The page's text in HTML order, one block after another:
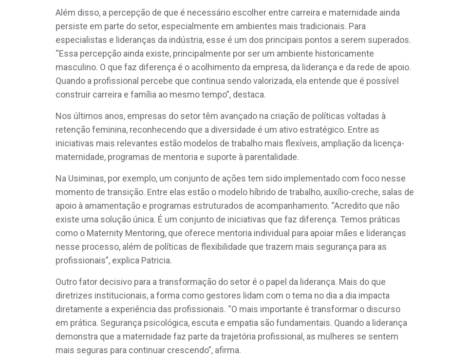
Além disso, a percepção de que é necessário escolher entre carreira e maternidade ainda
persiste em parte do setor, especialmente em ambientes mais tradicionais. Para
especialistas e lideranças da indústria, esse é um dos principais pontos a serem superados.
“Essa percepção ainda existe, principalmente por ser um ambiente historicamente
masculino. O que faz diferença é o acolhimento da empresa, da liderança e da rede de apoio.
Quando a profissional percebe que continua sendo valorizada, ela entende que é possível
construir carreira e família ao mesmo tempo”, destaca.
Nos últimos anos, empresas do setor têm avançado na criação de políticas voltadas à
retenção feminina, reconhecendo que a diversidade é um ativo estratégico. Entre as
iniciativas mais relevantes estão modelos de trabalho mais flexíveis, ampliação da licença-
maternidade, programas de mentoria e suporte à parentalidade.
Na Usiminas, por exemplo, um conjunto de ações tem sido implementado com foco nesse
momento de transição. Entre elas estão o modelo híbrido de trabalho, auxílio-creche, salas de
apoio à amamentação e programas estruturados de acompanhamento. “Acredito que não
existe uma solução única. É um conjunto de iniciativas que faz diferença. Temos práticas
como o Maternity Mentoring, que oferece mentoria individual para apoiar mães e lideranças
nesse processo, além de políticas de flexibilidade que trazem mais segurança para as
profissionais”, explica Patricia.
Outro fator decisivo para a transformação do setor é o papel da liderança. Mais do que
diretrizes institucionais, a forma como gestores lidam com o tema no dia a dia impacta
diretamente a experiência das profissionais. “O mais importante é transformar o discurso
em prática. Segurança psicológica, escuta e empatia são fundamentais. Quando a liderança
demonstra que a maternidade faz parte da trajetória profissional, as mulheres se sentem
mais seguras para continuar crescendo”, afirma.